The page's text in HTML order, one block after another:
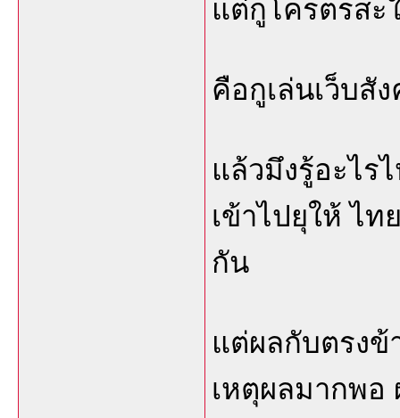
แต่กูโครตรสะ
คือกูเล่นเว็บสั
แล้วมึงรู้อะไร
เข้าไปยุให้ ไ
กัน
แต่ผลกับตรงข้
เหตุผลมากพอ